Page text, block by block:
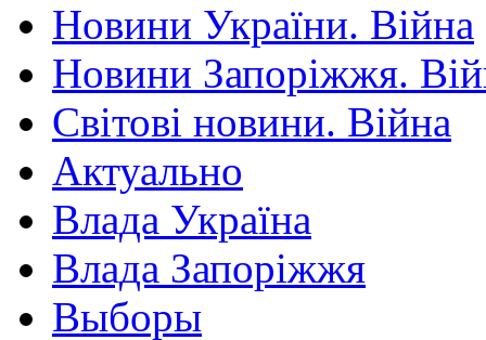
Новини України. Війна
Новини Запоріжжя.
Світові новини. Війна
Актуально
Влада Україна
Влада Запоріжжя
Выборы